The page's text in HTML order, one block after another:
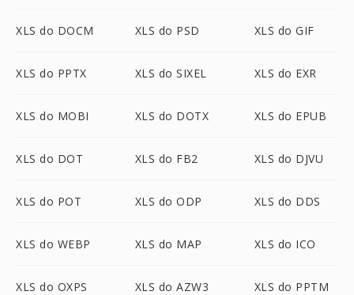
XLS do DOCM XLS do PSD XLS do GIF
XLS do PPTX XLS do SIXEL XLS do EXR
XLS do MOBI XLS do DOTX XLS do EPUB
XLS do DOT XLS do FB2 XLS do DJVU
XLS do POT XLS do ODP XLS do DDS
XLS do WEBP XLS do MAP XLS do ICO
XLS do OXPS XLS do AZW3 XLS do PPTM